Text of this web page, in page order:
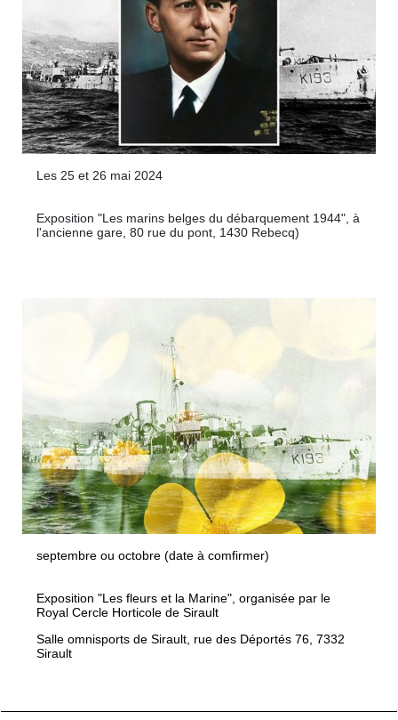
Les 25 et 26 mai 2024
Exposition "Les marins belges du débarquement 1944", à
l'ancienne gare, 80 rue du pont, 1430 Rebecq)
septembre ou octobre (date à comfirmer)
Exposition "Les fleurs et la Marine", organisée par le
Royal Cercle Horticole de Sirault
Salle omnisports de Sirault, rue des Déportés 76, 7332
Sirault